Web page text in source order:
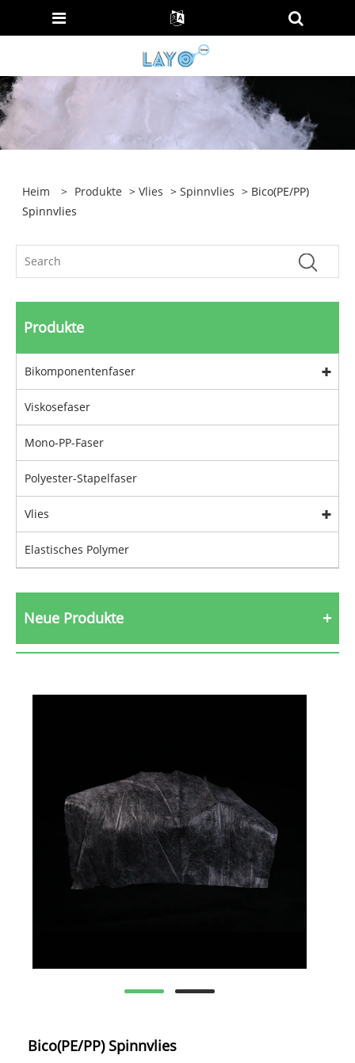
Heim > Produkte >Vlies >Spinnvlies > Bico(PE/PP)
Spinnvlies
Produkte
Bikomponentenfaser
Viskosefaser
Mono-PP-Faser
Polyester-Stapelfaser
Vlies
Elastisches Polymer
Neue Produkte
Bico(PE/PP) Spinnvlies